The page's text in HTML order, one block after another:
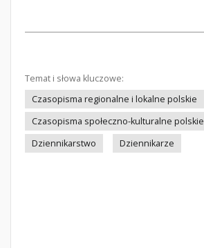
Temat i słowa kluczowe:
Czasopisma regionalne i lokalne polskie
Czasopisma społeczno-kulturalne polskie
Dziennikarstwo
Dziennikarze